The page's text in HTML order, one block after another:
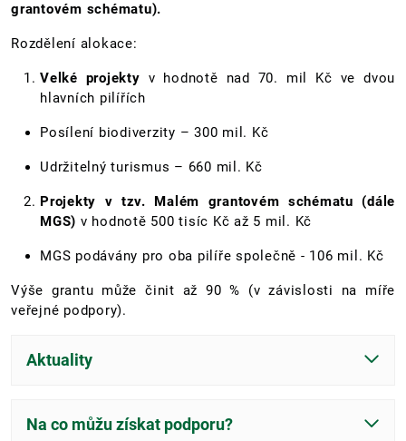
grantovém schématu).
Rozdělení alokace:
Velké projekty v hodnotě nad 70. mil Kč ve dvou
hlavních pilířích
Posílení biodiverzity – 300 mil. Kč
Udržitelný turismus – 660 mil. Kč
Projekty v tzv. Malém grantovém schématu (dále
MGS) v hodnotě 500 tisíc Kč až 5 mil. Kč
MGS podávány pro oba pilíře společně - 106 mil. Kč
Výše grantu může činit až 90 % (v závislosti na míře
veřejné podpory).
Aktuality
Na co můžu získat podporu?